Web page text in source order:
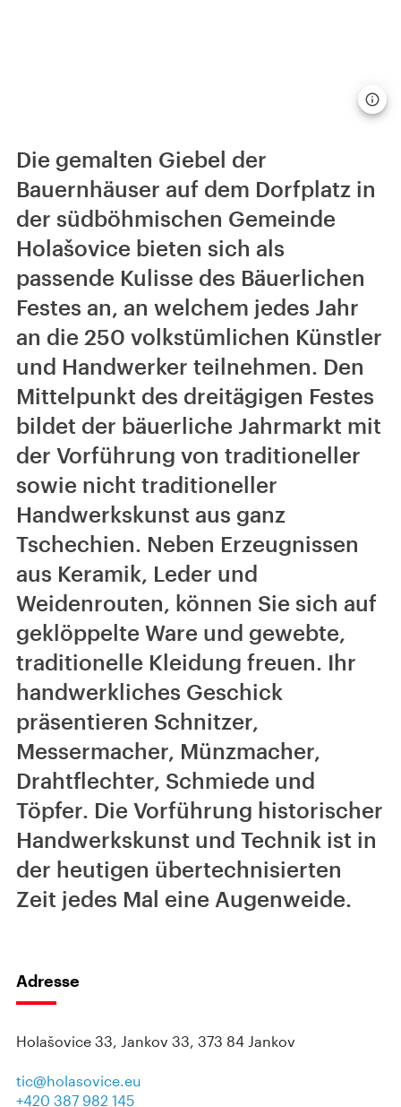
Die gemalten Giebel der
Bauernhäuser auf dem Dorfplatz in
der südböhmischen Gemeinde
Holašovice bieten sich als
passende Kulisse des Bäuerlichen
Festes an, an welchem jedes Jahr
an die 250 volkstümlichen Künstler
und Handwerker teilnehmen. Den
Mittelpunkt des dreitägigen Festes
bildet der bäuerliche Jahrmarkt mit
der Vorführung von traditioneller
sowie nicht traditioneller
Handwerkskunst aus ganz
Tschechien. Neben Erzeugnissen
aus Keramik, Leder und
Weidenrouten, können Sie sich auf
geklöppelte Ware und gewebte,
traditionelle Kleidung freuen. Ihr
handwerkliches Geschick
präsentieren Schnitzer,
Messermacher, Münzmacher,
Drahtflechter, Schmiede und
Töpfer. Die Vorführung historischer
Handwerkskunst und Technik ist in
der heutigen übertechnisierten
Zeit jedes Mal eine Augenweide.
Adresse
Holašovice 33, Jankov 33, 373 84 Jankov
tic@holasovice.eu
+420 387 982 145